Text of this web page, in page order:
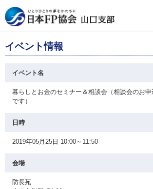
イベント情報
イベント名
暮らしとお金のセミナー＆相談会（相談会のお
です）
日時
2019年05月25日 10:00～11:50
会場
防長苑